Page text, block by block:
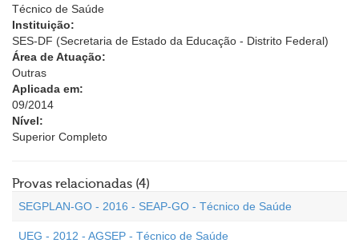
Técnico de Saúde
Instituição:
SES-DF (Secretaria de Estado da Educação - Distrito Federal)
Área de Atuação:
Outras
Aplicada em:
09/2014
Nível:
Superior Completo
Provas relacionadas (4)
SEGPLAN-GO - 2016 - SEAP-GO - Técnico de Saúde
UEG - 2012 - AGSEP - Técnico de Saúde